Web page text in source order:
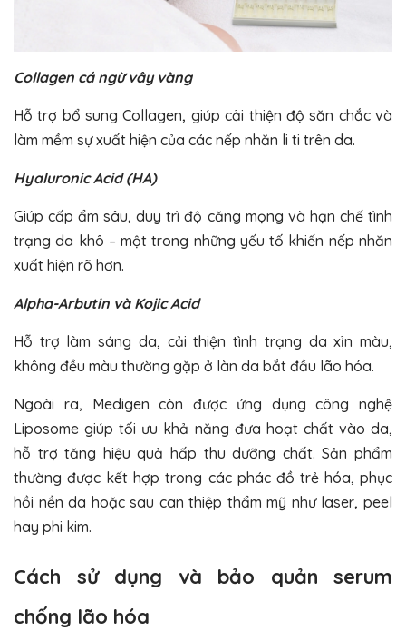
Collagen cá ngừ vây vàng
Hỗ trợ bổ sung Collagen, giúp cải thiện độ săn chắc và
làm mềm sự xuất hiện của các nếp nhăn li ti trên da.
Hyaluronic Acid (HA)
Giúp cấp ẩm sâu, duy trì độ căng mọng và hạn chế tình
trạng da khô – một trong những yếu tố khiến nếp nhăn
xuất hiện rõ hơn.
Alpha-Arbutin và Kojic Acid
Hỗ trợ làm sáng da, cải thiện tình trạng da xỉn màu,
không đều màu thường gặp ở làn da bắt đầu lão hóa.
Ngoài ra, Medigen còn được ứng dụng công nghệ
Liposome giúp tối ưu khả năng đưa hoạt chất vào da,
hỗ trợ tăng hiệu quả hấp thu dưỡng chất. Sản phẩm
thường được kết hợp trong các phác đồ trẻ hóa, phục
hồi nền da hoặc sau can thiệp thẩm mỹ như laser, peel
hay phi kim.
Cách sử dụng và bảo quản serum
chống lão hóa